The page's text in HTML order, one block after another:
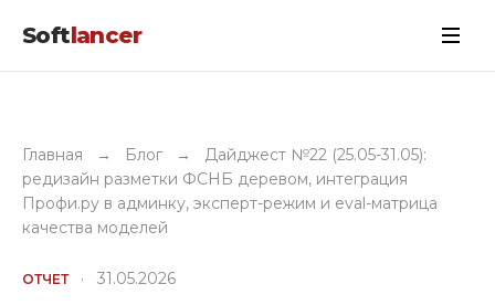
Softlancer
Главная → Блог →
Дайджест №22 (25.05-31.05):
редизайн разметки ФСНБ деревом, интеграция
Профи.ру в админку, эксперт-режим и eval-матрица
качества моделей
ОТЧЕТ · 31.05.2026